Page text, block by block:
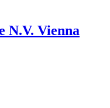
N.V. Vienna